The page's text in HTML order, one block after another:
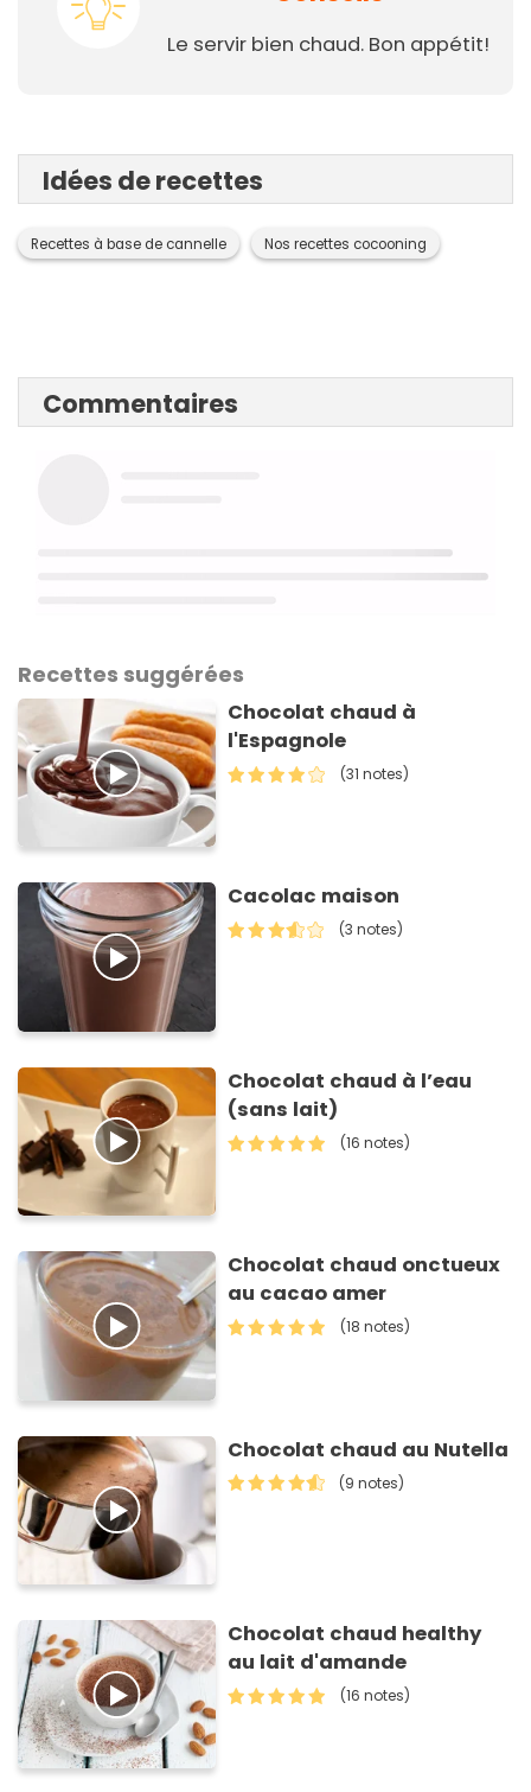
Le servir bien chaud. Bon appétit!
Idées de recettes
Recettes à base de cannelle Nos recettes cocooning
Commentaires
Recettes suggérées
Chocolat chaud à
l'Espagnole
(31 notes)
Cacolac maison
(3 notes)
Chocolat chaud à l’eau
(sans lait)
(16 notes)
Chocolat chaud onctueux
au cacao amer
(18 notes)
Chocolat chaud au Nutella
(9 notes)
Chocolat chaud healthy
au lait d'amande
(16 notes)